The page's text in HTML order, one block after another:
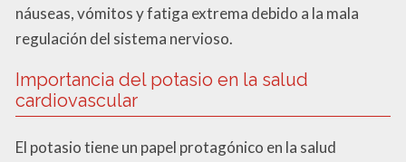
náuseas, vómitos y fatiga extrema debido a la mala
regulación del sistema nervioso.
Importancia del potasio en la salud
cardiovascular
El potasio tiene un papel protagónico en la salud